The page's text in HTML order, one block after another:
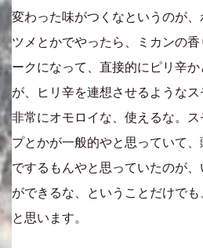
変わった味がつくなというのが
ツメとかでやったら、ミカンの
ークになって、直接的にピリ辛
が、ヒリ辛を連想させるような
非常にオモロイな、使えるな。
プとかが一般的やと思っていて
でするもんやと思っていたのが
ができるな、ということだけで
と思います。